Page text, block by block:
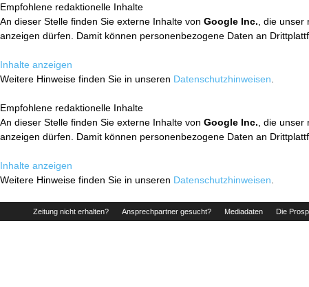
Empfohlene redaktionelle Inhalte
An dieser Stelle finden Sie externe Inhalte von Google Inc. , die
anzeigen dürfen. Damit können personenbezogene Daten an
Inhalte anzeigen
Weitere Hinweise finden Sie in unseren Datenschutzhinweisen
Empfohlene redaktionelle Inhalte
An dieser Stelle finden Sie externe Inhalte von Google Inc. , die
anzeigen dürfen. Damit können personenbezogene Daten an
Inhalte anzeigen
Weitere Hinweise finden Sie in unseren Datenschutzhinweisen
Zeitung nicht erhalten? Ansprechpartner gesucht? Mediadaten Die